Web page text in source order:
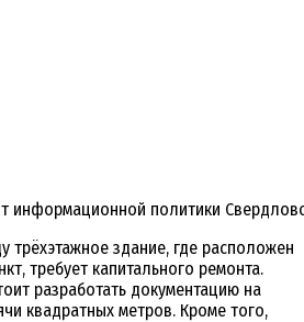
информационной политики
трёхэтажное здание, где расположен
требует капитального ремонта.
разработать документацию на
квадратных метров. Кроме того,